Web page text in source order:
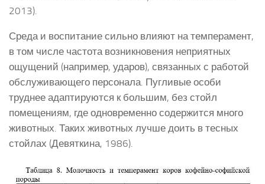
2013).
Среда и воспитание сильно влияют на темперамент,
в том числе частота возникновения неприятных
ощущений (например, ударов), связанных с работой
обслуживающего персонала. Пугливые особи
труднее адаптируются к большим, без стойл
помещениям, где одновременно содержится много
животных. Таких животных лучше доить в тесных
стойлах (Девяткина, 1986).